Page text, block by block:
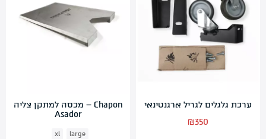
ערכת גלגלים לגריל ארגנטינאי
₪350
Chapon – מכסה למתקן צליה
Asador
large
xl